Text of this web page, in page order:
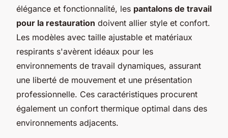
élégance et fonctionnalité, les pantalons de travail
pour la restauration doivent allier style et confort.
Les modèles avec taille ajustable et matériaux
respirants s'avèrent idéaux pour les
environnements de travail dynamiques, assurant
une liberté de mouvement et une présentation
professionnelle. Ces caractéristiques procurent
également un confort thermique optimal dans des
environnements adjacents.